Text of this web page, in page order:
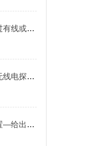
泥沙自动监测仪—数据通过有线或无线方式传输，便于远程监控与分析
电波流速仪是什么：利用无线电探测技术非接触式测量水体表面流速的仪器
输电线路微波覆冰监测装置—给出线路冰情预报，及时给出除冰预警